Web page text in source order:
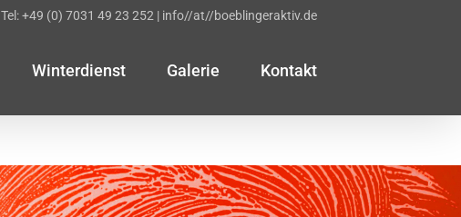
Tel: +49 (0) 7031 49 23 252 | info//at//boeblingeraktiv.de
Winterdienst Galerie Kontakt